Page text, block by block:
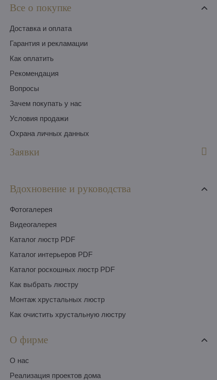
Все о покупке
Доставка и оплата
Гарантия и рекламации
Как оплатить
Pекомендация
Вопросы
Зачем покупать у нас
Условия продажи
Охрана личных данных
Заявки
Вдохновение и руководства
Фотогалерея
Видеогалерея
Каталог люстр PDF
Каталог интерьеров PDF
Каталог роскошных люстр PDF
Как выбрать люстру
Монтаж хрустальных люстр
Как очистить хрустальную люстру
О фирме
O нас
Pеализация проектов дома